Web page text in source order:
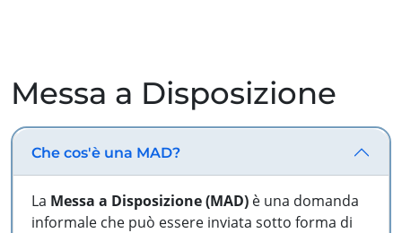
Messa a Disposizione
Che cos'è una MAD?
La Messa a Disposizione (MAD) è una domanda
informale che può essere inviata sotto forma di